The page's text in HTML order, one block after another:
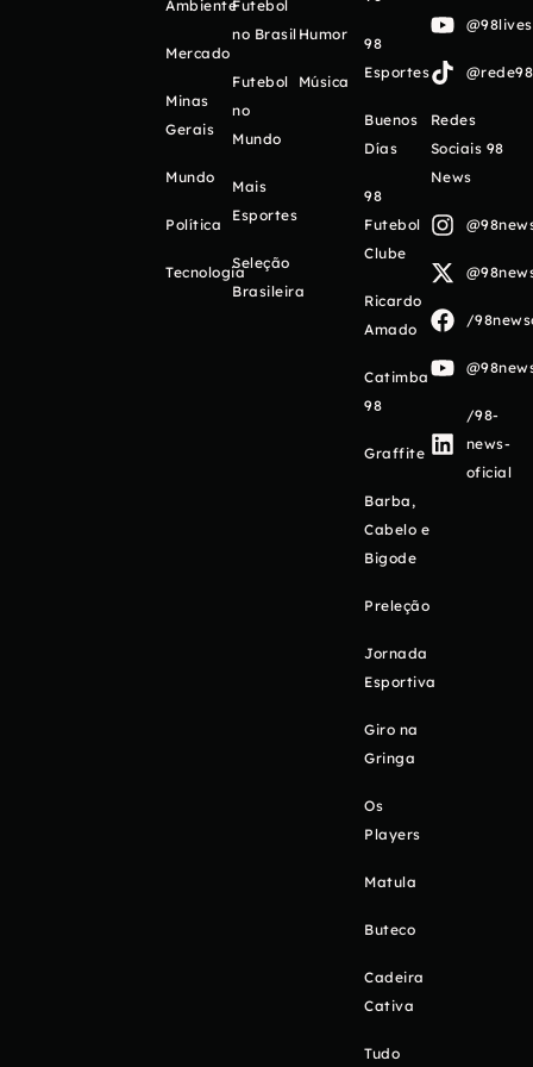
Ambiente
Mercado
Minas
Gerais
Mundo
Política
Tecnologia
Futebol
no Brasil
Futebol
no
Mundo
Mais
Esportes
Seleção
Brasileira
Humor
Música
98
Esportes
Buenos
Días
98
Futebol
Clube
Ricardo
Amado
Catimba
98
Graffite
Barba,
Cabelo e
Bigode
Preleção
Jornada
Esportiva
Giro na
Gringa
Os
Players
Matula
Buteco
Cadeira
Cativa
Tudo
Redes
Sociais 98
News
/
/98-
news-
oficial